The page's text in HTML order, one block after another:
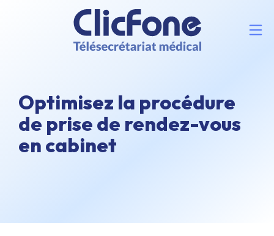
Optimisez la procédure
de prise de rendez-vous
en cabinet